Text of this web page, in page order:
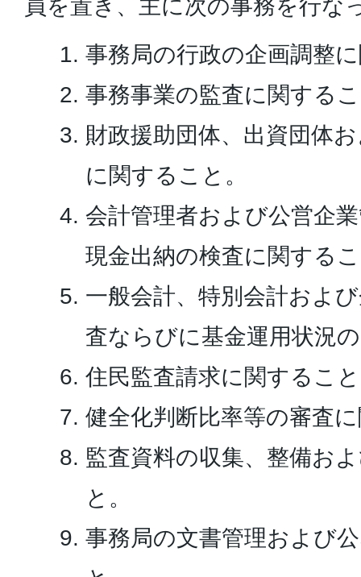
員を置き、主に次の事務を行な
事務局の行政の企画調整
事務事業の監査に関する
財政援助団体、出資団体
に関すること。
会計管理者および公営企
現金出納の検査に関する
一般会計、特別会計およ
査ならびに基金運用状況
住民監査請求に関するこ
健全化判断比率等の審査
監査資料の収集、整備お
と。
事務局の文書管理および